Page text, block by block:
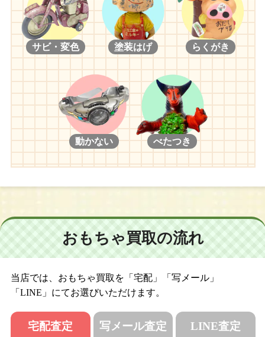
サビ・変色 塗装はげ らくがき
動かない べたつき
おもちゃ買取の流れ
当店では、おもちゃ買取を「宅配」「写メール」
「LINE」にてお選びいただけます。
宅配査定 写メール査定 LINE査定